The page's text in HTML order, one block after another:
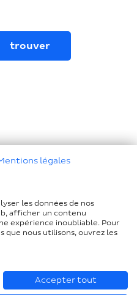
légales
les données de nos
afficher un contenu
expérience inoubliable. Pour
que nous utilisons, ouvrez les
Accepter tout